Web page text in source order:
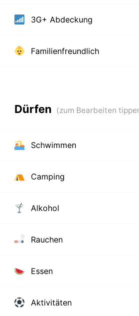
3G+ Abdeckung
Familienfreundlich
Dürfen
Schwimmen
Camping
Alkohol
Rauchen
Essen
Aktivitäten